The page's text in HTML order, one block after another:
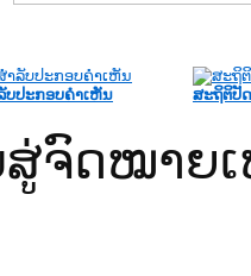
ບປະກອບຄໍາເຫັນ ສະຖິຕິປັ
ຈົດໝາຍເ